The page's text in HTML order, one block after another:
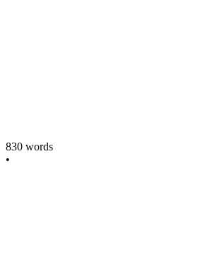
830 words
•